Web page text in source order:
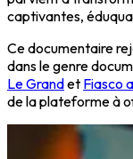
captivantes,
Ce documentaire
dans le genre
Le Grandet Fiasco
de la plateforme à